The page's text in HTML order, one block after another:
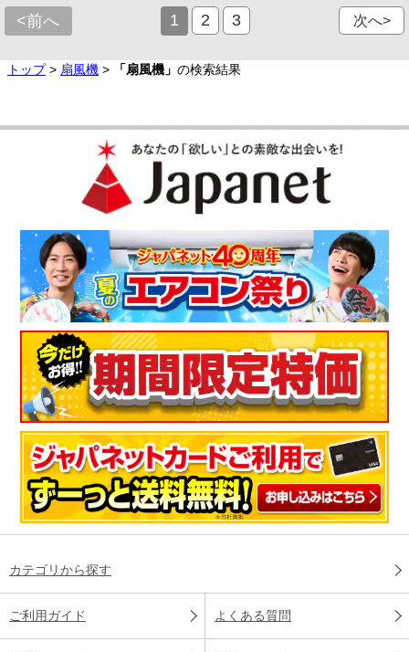
<前へ 1 2 3 次へ>
トップ> 扇風機 > 「扇風機」 の検索結果
カテゴリから探す
ご利用ガイド よくある質問